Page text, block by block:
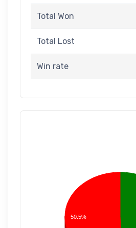
Total Won
Total Lost
Win rate
50.5%